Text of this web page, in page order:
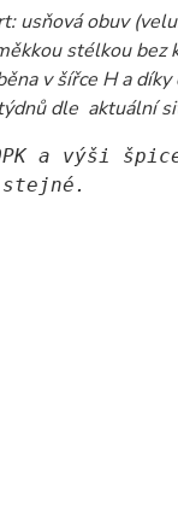
usňová obuv
stélkou
v šířce H a
dle aktuální
a výši